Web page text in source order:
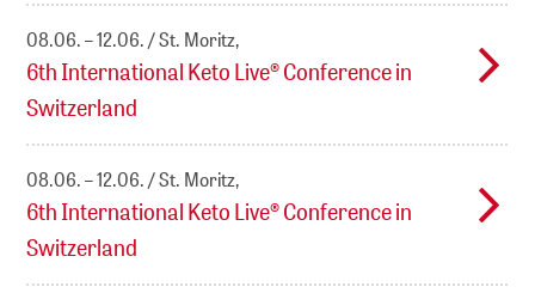
08.06. – 12.06. St. Moritz,
6th International Keto Live® Conference in
Switzerland
08.06. – 12.06. St. Moritz,
6th International Keto Live® Conference in
Switzerland